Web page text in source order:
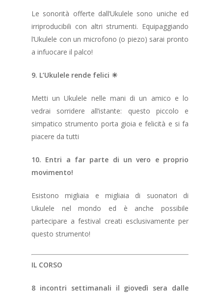
Le sonorità offerte dall’Ukulele sono uniche ed
irriproducibili con altri strumenti. Equipaggiando
l’Ukulele con un microfono (o piezo) sarai pronto
a infuocare il palco!
9. L’Ukulele rende felici ☀
Metti un Ukulele nelle mani di un amico e lo
vedrai sorridere all’istante: questo piccolo e
simpatico strumento porta gioia e felicità e si fa
piacere da tutti
10. Entri a far parte di un vero e proprio
movimento!
Esistono migliaia e migliaia di suonatori di
Ukulele nel mondo ed è anche possibile
partecipare a festival creati esclusivamente per
questo strumento!
IL CORSO
8 incontri settimanali il giovedì sera dalle